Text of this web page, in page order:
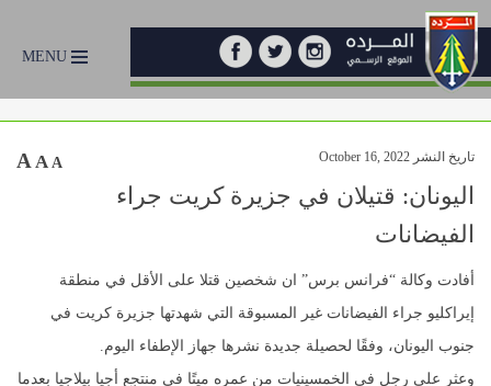
MENU
تاريخ النشر October 16, 2022 A A A
اليونان: قتيلان في جزيرة كريت جراء
الفيضانات
أفادت وكالة “فرانس برس” ان شخصين قتلا على الأقل في منطقة
إيراكليو جراء الفيضانات غير المسبوقة التي شهدتها جزيرة كريت في
جنوب اليونان، وفقًا لحصيلة جديدة نشرها جهاز الإطفاء اليوم.
وعثر على رجل في الخمسينيات من عمره ميتًا في منتجع أجيا بيلاجيا بعدما